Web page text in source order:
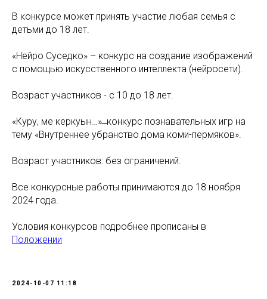
В конкурсе может принять участие любая семья с
детьми до 18 лет.
«Нейро Суседко» – конкурс на создание изображений
с помощью искусственного интеллекта (нейросети).
Возраст участников - с 10 до 18 лет.
«Куру, ме керкуын…» ̶ конкурс познавательных игр на
тему «Внутреннее убранство дома коми-пермяков».
Возраст участников: без ограничений.
Все конкурсные работы принимаются до 18 ноября
2024 года.
Условия конкурсов подробнее прописаны в
Положении
2024-10-07 11:18